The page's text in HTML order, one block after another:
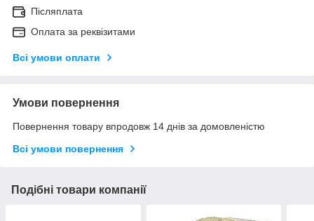
Післяплата
Оплата за реквізитами
Всі умови оплати
Умови повернення
Повернення товару впродовж 14 днів за домовленістю
Всі умови повернення
Подібні товари компанії